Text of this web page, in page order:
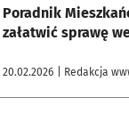
Poradnik
załatwić sprawę
20.02.2026 | Redakcja